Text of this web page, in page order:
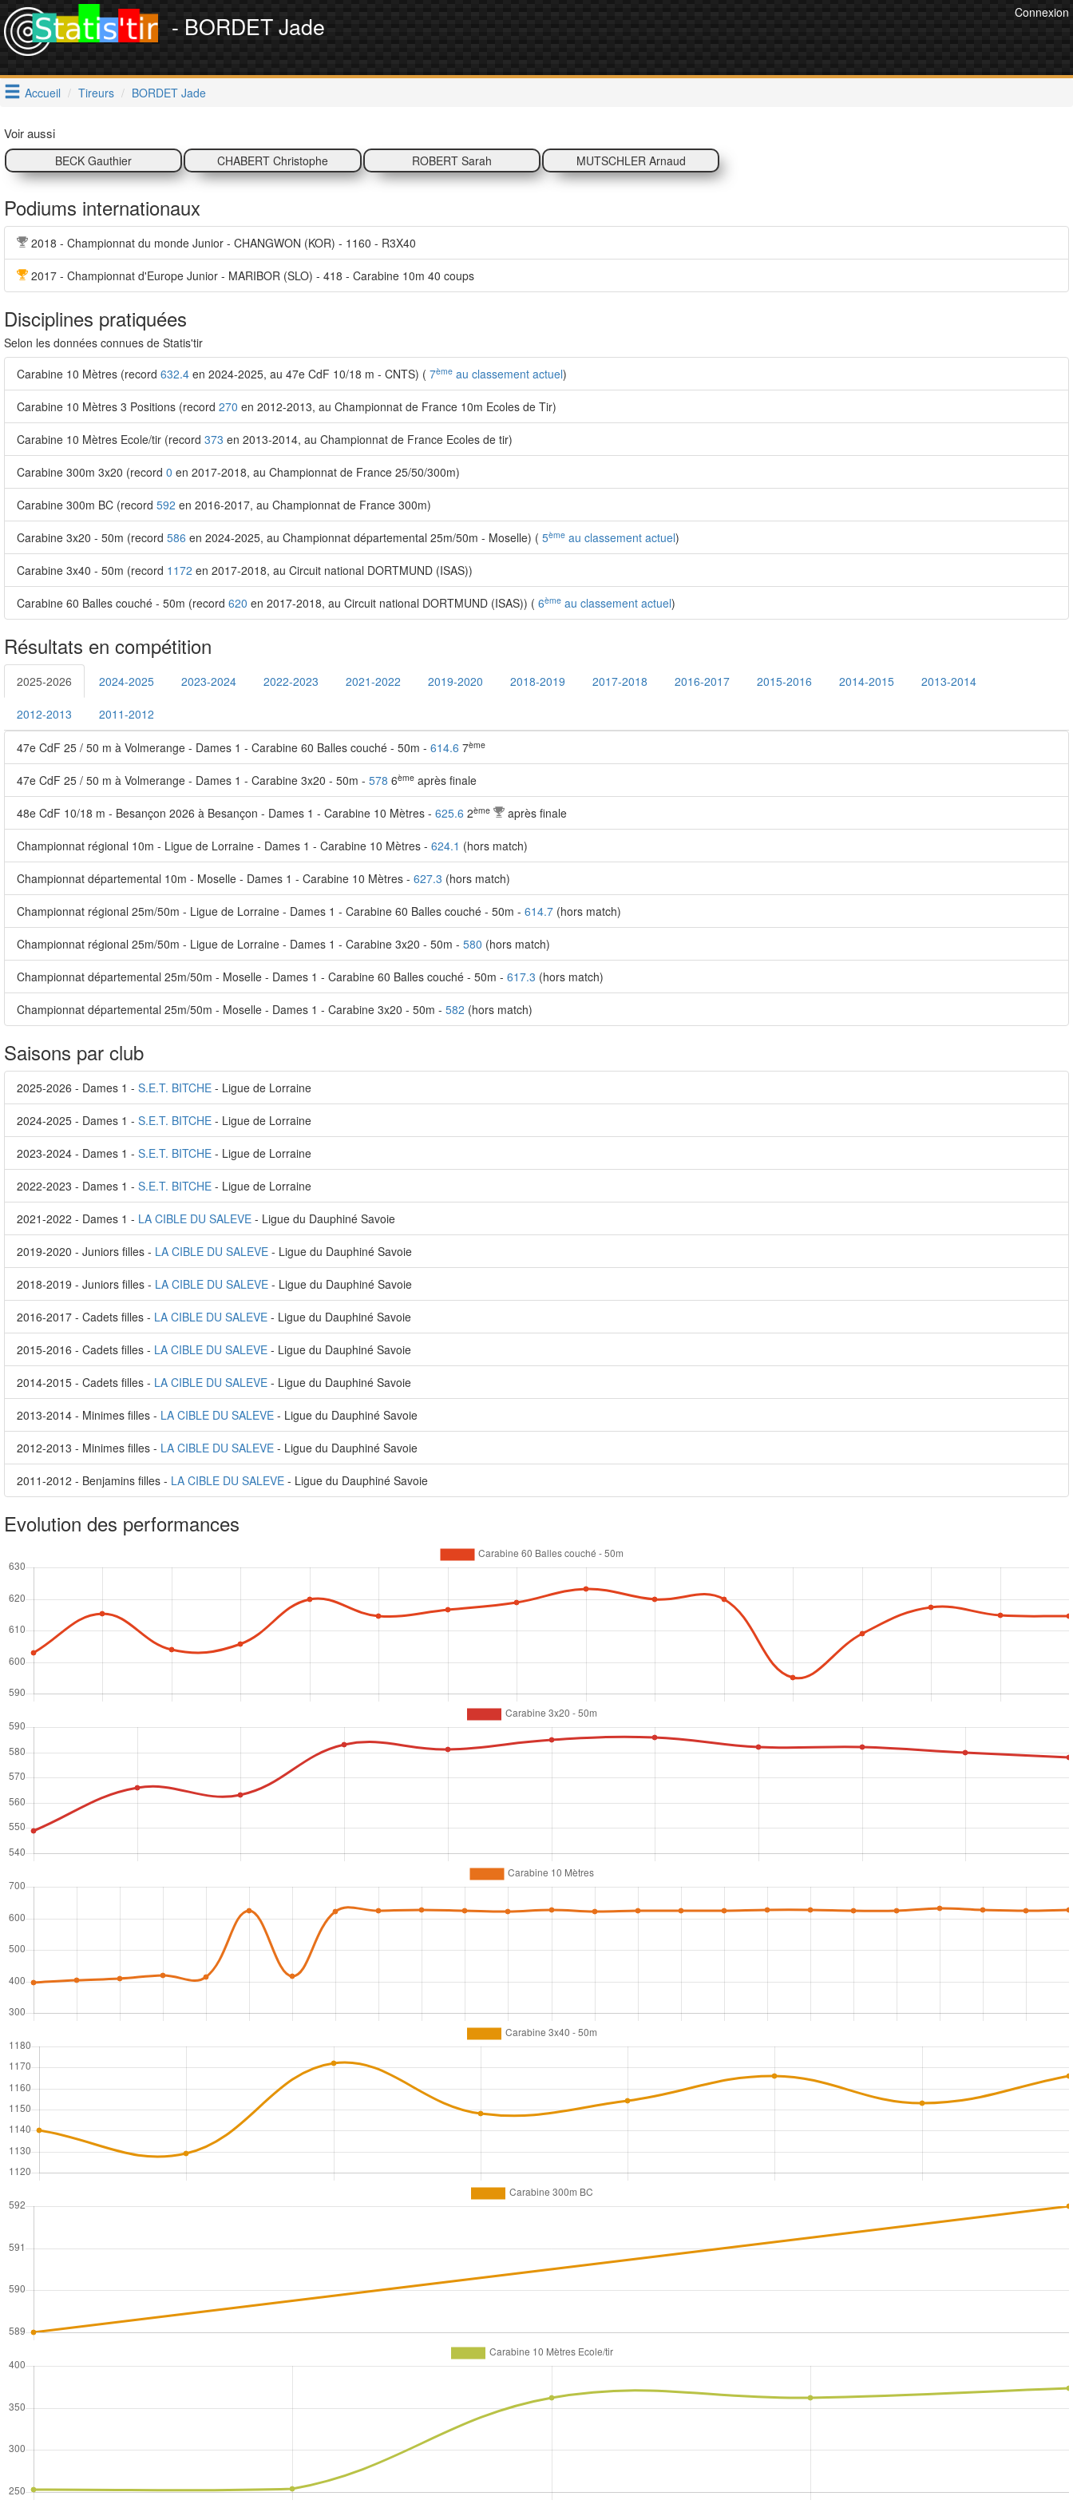
Connexion
- BORDET Jade
Accueil Tireurs BORDET Jade
Voir aussi
BECK Gauthier CHABERT Christophe ROBERT Sarah MUTSCHLER Arnaud
Podiums internationaux
2018 - Championnat du monde Junior - CHANGWON (KOR) - 1160 - R3X40
2017 - Championnat d'Europe Junior - MARIBOR (SLO) - 418 - Carabine 10m 40 coups
Disciplines pratiquées
Selon les données connues de Statis'tir
Carabine 10 Mètres (record 632.4 en 2024-2025, au 47e CdF 10/18 m - CNTS) ( 7ème au classement actuel)
Carabine 10 Mètres 3 Positions (record 270 en 2012-2013, au Championnat de France 10m Ecoles de Tir)
Carabine 10 Mètres Ecole/tir (record 373 en 2013-2014, au Championnat de France Ecoles de tir)
Carabine 300m 3x20 (record 0 en 2017-2018, au Championnat de France 25/50/300m)
Carabine 300m BC (record 592 en 2016-2017, au Championnat de France 300m)
Carabine 3x20 - 50m (record 586 en 2024-2025, au Championnat départemental 25m/50m - Moselle) ( 5ème au classement actuel)
Carabine 3x40 - 50m (record 1172 en 2017-2018, au Circuit national DORTMUND (ISAS))
Carabine 60 Balles couché - 50m (record 620 en 2017-2018, au Circuit national DORTMUND (ISAS)) ( 6ème au classement actuel)
Résultats en compétition
2025-2026 2024-2025 2023-2024 2022-2023 2021-2022 2019-2020 2018-2019 2017-2018 2016-2017 2015-2016 2014-2015 2013-2014
2012-2013 2011-2012
47e CdF 25 / 50 m à Volmerange - Dames 1 - Carabine 60 Balles couché - 50m - 614.6 7ème
47e CdF 25 / 50 m à Volmerange - Dames 1 - Carabine 3x20 - 50m - 578 6ème après finale
48e CdF 10/18 m - Besançon 2026 à Besançon - Dames 1 - Carabine 10 Mètres - 625.6 2ème après finale
Championnat régional 10m - Ligue de Lorraine - Dames 1 - Carabine 10 Mètres - 624.1 (hors match)
Championnat départemental 10m - Moselle - Dames 1 - Carabine 10 Mètres - 627.3 (hors match)
Championnat régional 25m/50m - Ligue de Lorraine - Dames 1 - Carabine 60 Balles couché - 50m - 614.7 (hors match)
Championnat régional 25m/50m - Ligue de Lorraine - Dames 1 - Carabine 3x20 - 50m - 580 (hors match)
Championnat départemental 25m/50m - Moselle - Dames 1 - Carabine 60 Balles couché - 50m - 617.3 (hors match)
Championnat départemental 25m/50m - Moselle - Dames 1 - Carabine 3x20 - 50m - 582 (hors match)
Saisons par club
2025-2026 - Dames 1 - S.E.T. BITCHE - Ligue de Lorraine
2024-2025 - Dames 1 - S.E.T. BITCHE - Ligue de Lorraine
2023-2024 - Dames 1 - S.E.T. BITCHE - Ligue de Lorraine
2022-2023 - Dames 1 - S.E.T. BITCHE - Ligue de Lorraine
2021-2022 - Dames 1 - LA CIBLE DU SALEVE - Ligue du Dauphiné Savoie
2019-2020 - Juniors filles - LA CIBLE DU SALEVE - Ligue du Dauphiné Savoie
2018-2019 - Juniors filles - LA CIBLE DU SALEVE - Ligue du Dauphiné Savoie
2016-2017 - Cadets filles - LA CIBLE DU SALEVE - Ligue du Dauphiné Savoie
2015-2016 - Cadets filles - LA CIBLE DU SALEVE - Ligue du Dauphiné Savoie
2014-2015 - Cadets filles - LA CIBLE DU SALEVE - Ligue du Dauphiné Savoie
2013-2014 - Minimes filles - LA CIBLE DU SALEVE - Ligue du Dauphiné Savoie
2012-2013 - Minimes filles - LA CIBLE DU SALEVE - Ligue du Dauphiné Savoie
2011-2012 - Benjamins filles - LA CIBLE DU SALEVE - Ligue du Dauphiné Savoie
Evolution des performances